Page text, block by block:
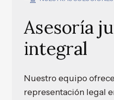
Asesoría
integral
Nuestro equipo
representación legal